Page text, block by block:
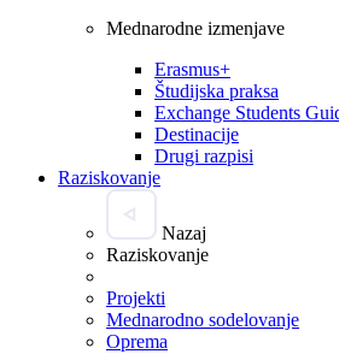
Mednarodne izmenjave
Erasmus+
Študijska praksa
Exchange Students
Destinacije
Drugi razpisi
Raziskovanje
Nazaj
Raziskovanje
Projekti
Mednarodno sodelovanje
Oprema